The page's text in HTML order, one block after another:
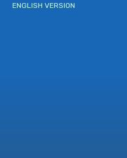
ENGLISH VERSION